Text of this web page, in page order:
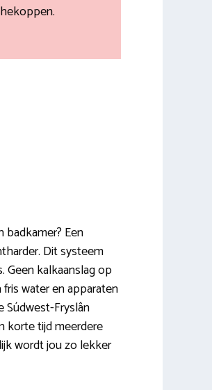
Een
Dit systeem
Geen kalkaanslag op
water en apparaten
Súdwest-Fryslân
korte tijd meerdere
wordt jou zo lekker